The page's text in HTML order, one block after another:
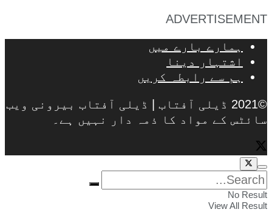
ADVERTISEMENT
ہمارے بارے میں
اشتہار دینا
ہم سے رابطہ کریں
©2021 ڈیلی آفتاب | ڈیلی آفتاب بیرونی ویب
سائٹس کے مواد کا ذمہ دار نہیں ہے۔
No Result
View All Result